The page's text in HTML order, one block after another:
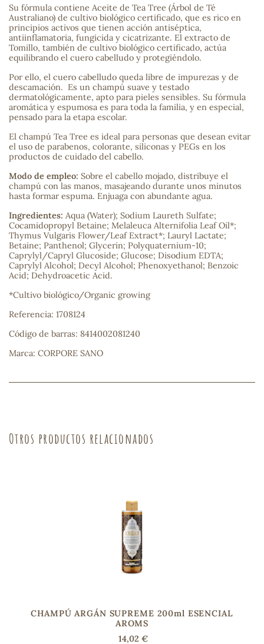
Su fórmula contiene Aceite de Tea Tree (Árbol de Té
Australiano) de cultivo biológico certificado, que es rico en
principios activos que tienen acción antiséptica,
antiinflamatoria, fungicida y cicatrizante. El extracto de
Tomillo, también de cultivo biológico certificado, actúa
equilibrando el cuero cabelludo y protegiéndolo.
Por ello, el cuero cabelludo queda libre de impurezas y de
descamación. Es un champú suave y testado
dermatológicamente, apto para pieles sensibles. Su fórmula
aromática y espumosa es para toda la familia, y en especial,
pensado para la etapa escolar.
El champú Tea Tree es ideal para personas que desean evitar
el uso de parabenos, colorante, siliconas y PEGs en los
productos de cuidado del cabello.
Modo de empleo: Sobre el cabello mojado, distribuye el
champú con las manos, masajeando durante unos minutos
hasta formar espuma. Enjuaga con abundante agua.
Ingredientes: Aqua (Water); Sodium Laureth Sulfate;
Cocamidopropyl Betaine; Melaleuca Alternifolia Leaf Oil*;
Thymus Vulgaris Flower/Leaf Extract*; Lauryl Lactate;
Betaine; Panthenol; Glycerin; Polyquaternium-10;
Caprylyl/Capryl Glucoside; Glucose; Disodium EDTA;
Caprylyl Alcohol; Decyl Alcohol; Phenoxyethanol; Benzoic
Acid; Dehydroacetic Acid.
*Cultivo biológico/Organic growing
Referencia: 1708124
Código de barras: 8414002081240
Marca: CORPORE SANO
Otros productos relacionados
CHAMPÚ ARGÁN SUPREME 200ml ESENCIAL
AROMS
14,02 €